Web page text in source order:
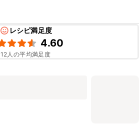
レシピ満足度
4.60
12人の平均満足度